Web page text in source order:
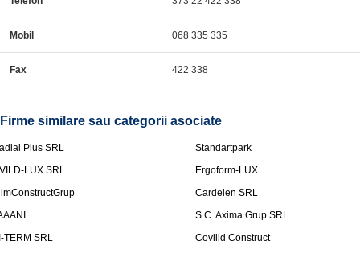
Mobil 068 335 335
Fax 422 338
Firme similare sau categorii asociate
Plus SRL
Standartpark
LUX SRL
Ergoform-LUX
Cardelen SRL
S.C. Axima Grup SRL
TERM SRL
Covilid Construct